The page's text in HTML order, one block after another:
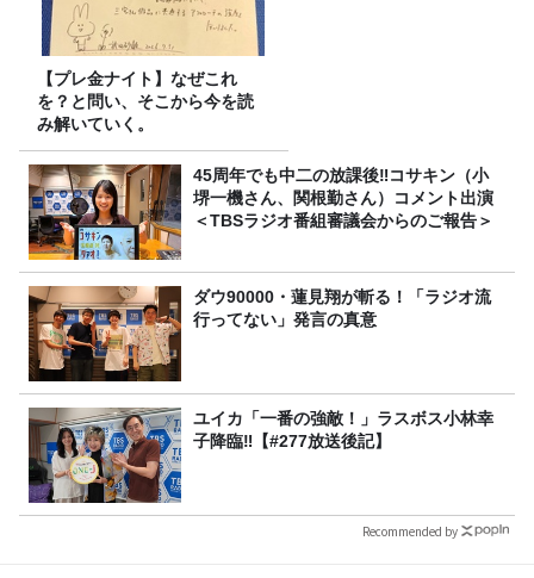
【プレ金ナイト】なぜこれ
を？と問い、そこから今を読
み解いていく。
45周年でも中二の放課後‼コサキン（小
堺一機さん、関根勤さん）コメント出演
＜TBSラジオ番組審議会からのご報告＞
ダウ90000・蓮見翔が斬る！「ラジオ流
行ってない」発言の真意
ユイカ「一番の強敵！」ラスボス小林幸
子降臨‼【#277放送後記】
Recommended by